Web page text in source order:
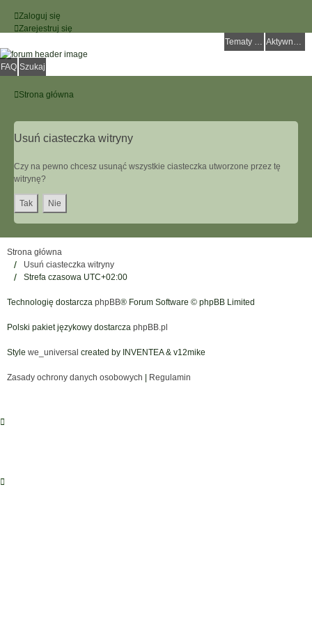
Zaloguj się
Zarejestruj się
Tematy bez odpowiedzi
Aktywne tematy
FAQ Szukaj
Strona główna
Usuń ciasteczka witryny
Czy na pewno chcesz usunąć wszystkie ciasteczka utworzone przez tę
witrynę?
Strona główna
Usuń ciasteczka witryny
Strefa czasowa UTC+02:00
Technologię dostarcza phpBB® Forum Software © phpBB Limited
Polski pakiet językowy dostarcza phpBB.pl
Style we_universal created by INVENTEA & v12mike
Zasady ochrony danych osobowych Regulamin